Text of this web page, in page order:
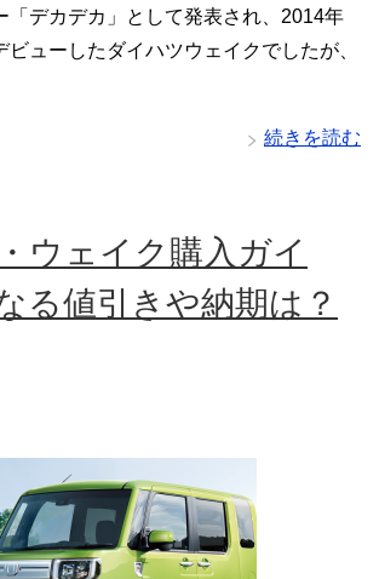
「デカデカ」として発表され、2014年
ビューしたダイハツウェイクでしたが、
続きを読む
ウェイク購入ガイ
る値引きや納期は？